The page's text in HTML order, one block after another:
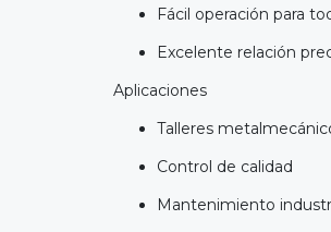
Fácil operación para
Excelente relación
Aplicaciones
Talleres
Control de calidad
Mantenimiento